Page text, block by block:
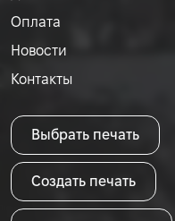
Оплата
Новости
Контакты
Выбрать печать
Создать печать